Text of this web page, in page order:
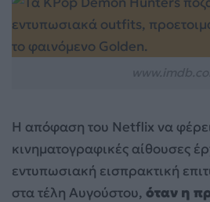
Η απόφαση του Netflix να φέρει
κινηματογραφικές αίθουσες
εντυπωσιακή εισπρακτική
στα τέλη Αυγούστου, όταν η